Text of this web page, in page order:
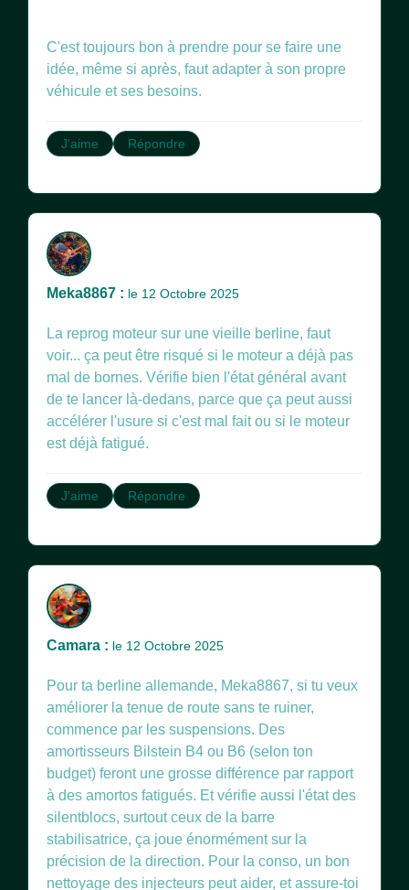
C'est toujours bon à prendre pour se faire une
idée, même si après, faut adapter à son propre
véhicule et ses besoins.
J'aime Répondre
Meka8867 : le 12 Octobre 2025
La reprog moteur sur une vieille berline, faut
voir... ça peut être risqué si le moteur a déjà pas
mal de bornes. Vérifie bien l'état général avant
de te lancer là-dedans, parce que ça peut aussi
accélérer l'usure si c'est mal fait ou si le moteur
est déjà fatigué.
J'aime Répondre
Camara : le 12 Octobre 2025
Pour ta berline allemande, Meka8867, si tu veux
améliorer la tenue de route sans te ruiner,
commence par les suspensions. Des
amortisseurs Bilstein B4 ou B6 (selon ton
budget) feront une grosse différence par rapport
à des amortos fatigués. Et vérifie aussi l'état des
silentblocs, surtout ceux de la barre
stabilisatrice, ça joue énormément sur la
précision de la direction. Pour la conso, un bon
nettoyage des injecteurs peut aider, et assure-toi